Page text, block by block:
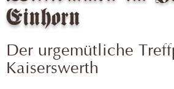
Einhorn
Der urgemütliche
Kaiserswerth